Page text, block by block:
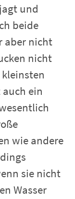
und
beide
aber nicht
nicht
ein
wie andere
sie nicht
Wasser